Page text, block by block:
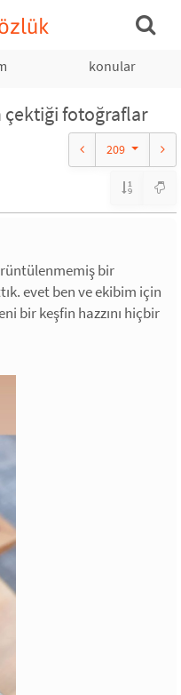
konular
çektiği fotoğraflar
209
bir
evet ben ve ekibim için
bir keşfin hazzını hiçbir